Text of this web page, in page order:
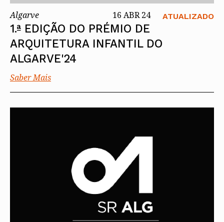
Algarve 16 ABR 24 ATUALIZADO
1.ª EDIÇÃO DO PRÉMIO DE
ARQUITETURA INFANTIL DO
ALGARVE'24
Saber Mais